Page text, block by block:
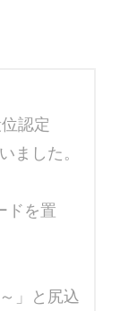
認定
ました。
ドを置
」と尻込